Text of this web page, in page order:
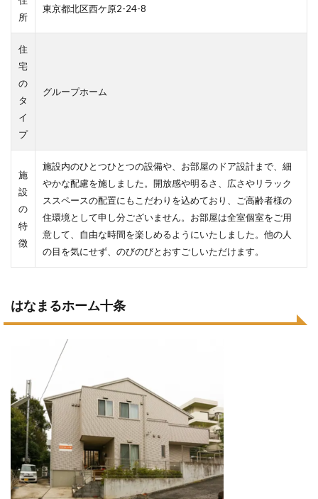
所
東京都北区西ケ原2-24-8
住
宅
の
タ
イ
プ
グループホーム
施
設
の
特
徴
施設内のひとつひとつの設備や、お部屋のドア設計まで、細
やかな配慮を施しました。開放感や明るさ、広さやリラック
ススペースの配置にもこだわりを込めており、ご高齢者様の
住環境として申し分ございません。お部屋は全室個室をご用
意して、自由な時間を楽しめるようにいたしました。他の人
の目を気にせず、のびのびとおすごしいただけます。
はなまるホーム十条